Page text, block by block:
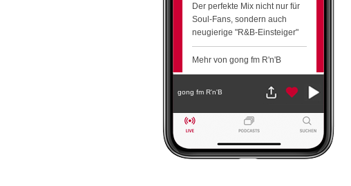
Der perfekte Mix nicht nur für
Soul-Fans, sondern auch
neugierige "R&B-Einsteiger"
Mehr von gong fm R'n'B
gong fm R'n'B